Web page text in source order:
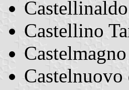
Castellinaldo
Castellino
Castelmagno
Castelnuovo